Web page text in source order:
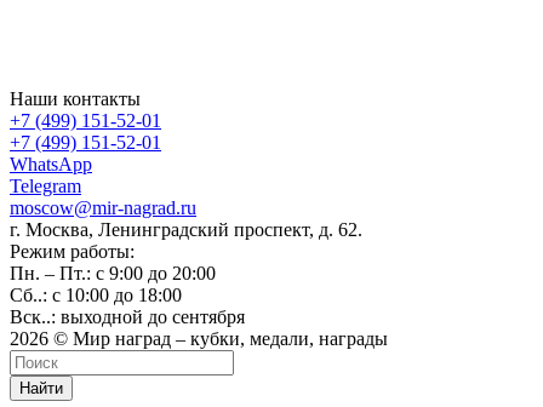
Наши контакты
+7 (499) 151-52-01
+7 (499) 151-52-01
WhatsApp
Telegram
moscow@mir-nagrad.ru
г. Москва, Ленинградский проспект, д. 62.
Режим работы:
Пн. – Пт.: с 9:00 до 20:00
Сб..: с 10:00 до 18:00
Вск..: выходной до сентября
2026 © Мир наград – кубки, медали, награды
Найти